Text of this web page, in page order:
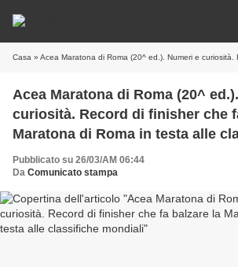
Casa » Acea Maratona di Roma (20^ ed.). Numeri e curiosità. Record di finisher che fa balzare la
Acea Maratona di Roma (20^
curiosità. Record di finisher che
Maratona di Roma in testa alle
mondiali
Pubblicato su 26/03/AM 06:44
Da Comunicato stampa